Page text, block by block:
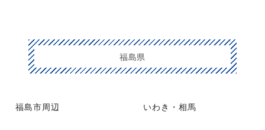
福島県
福島市周辺 いわき・相馬